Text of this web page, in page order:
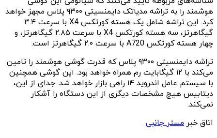
هوشمند را به تراشه مدیاتک دایمنسیتی ۹۳۰۰ پلاس مجهز خواهد
کرد. این تراشه شامل یک هسته کورتکس X4 با سرعت ۳.۴
گیگاهرتز، سه هسته کورتکس X4 با سرعت ۲.۸۵ گیگاهرتز، و
چهار هسته کورتکس A720 با سرعت ۲.۰ گیگاهرتز است.
تراشه دایمنسیتی ۹۳۰۰ پلاس که قدرت گوشی هوشمند را تامین
می‌کند با ۱۲ گیگابایت رم همراه خواهد بود. این گوشی همچنین
با سیستم‌ عامل اندروید ۱۴ راهی بازار خواهد شد. جدای از این،
دیتابیس هیچ مشخصات دیگری از این دستگاه را آشکار
نمی‌کند.
اتاق خبر مستر جانبی